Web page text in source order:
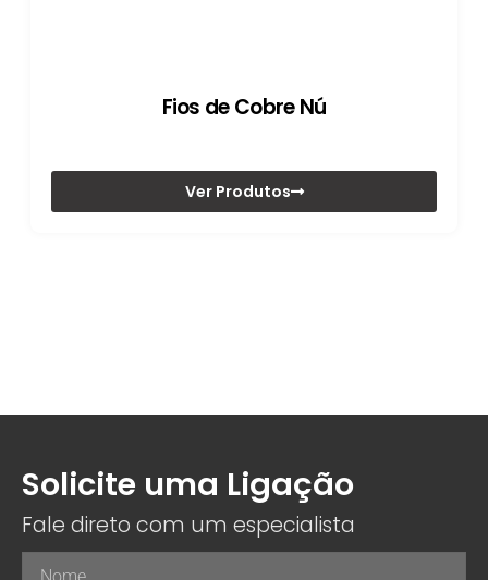
Fios de Cobre Nú
Ver Produtos
Solicite uma Ligação
Fale direto com um especialista